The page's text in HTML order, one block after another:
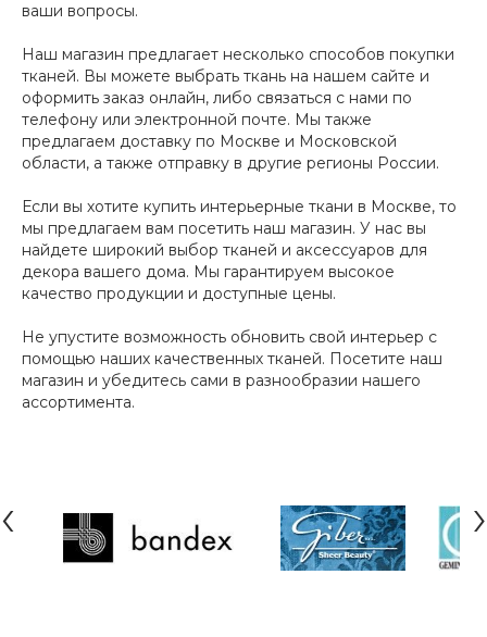
ваши вопросы.
Наш магазин предлагает несколько способов покупки
тканей. Вы можете выбрать ткань на нашем сайте и
оформить заказ онлайн, либо связаться с нами по
телефону или электронной почте. Мы также
предлагаем доставку по Москве и Московской
области, а также отправку в другие регионы России.
Если вы хотите купить интерьерные ткани в Москве, то
мы предлагаем вам посетить наш магазин. У нас вы
найдете широкий выбор тканей и аксессуаров для
декора вашего дома. Мы гарантируем высокое
качество продукции и доступные цены.
Не упустите возможность обновить свой интерьер с
помощью наших качественных тканей. Посетите наш
магазин и убедитесь сами в разнообразии нашего
ассортимента.
‹ ›